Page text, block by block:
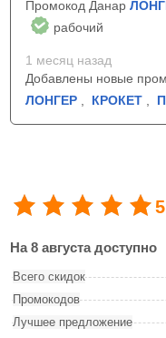
Промокод Данар
рабочий
1 месяц назад
Добавлены новые
ЛОНГЕР
КРОКЕТ
На 8 августа доступно
Всего скидок
Промокодов
Лучшее предложение